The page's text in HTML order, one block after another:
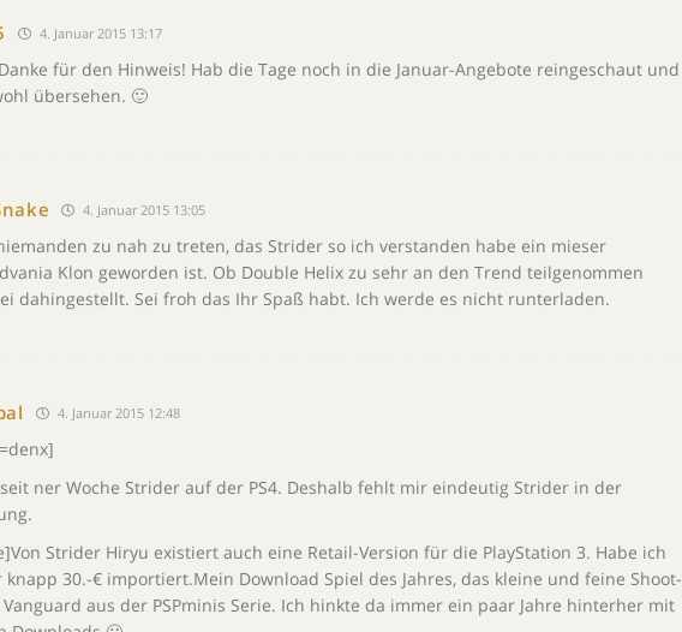
4. Januar 2015 13:17
für den Hinweis! Hab die Tage noch in die Januar-Angebote reingeschaut und
übersehen. 🙂
4. Januar 2015 13:05
zu nah zu treten, das Strider so ich verstanden habe ein mieser
Klon geworden ist. Ob Double Helix zu sehr an den Trend teilgenommen
dahingestellt. Sei froh das Ihr Spaß habt. Ich werde es nicht runterladen.
4. Januar 2015 12:48
ner Woche Strider auf der PS4. Deshalb fehlt mir eindeutig Strider in der
Strider Hiryu existiert auch eine Retail-Version für die PlayStation 3. Habe ich
30.-€ importiert.Mein Download Spiel des Jahres, das kleine und feine Shoot-
aus der PSPminis Serie. Ich hinkte da immer ein paar Jahre hinterher mit